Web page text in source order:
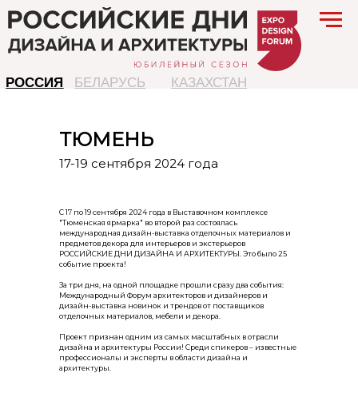
КАЗАХСТАН
ТЮМЕНЬ
17-19 сентября 2024 года
С 17 по 19 сентября 2024 года в Выставочном комплексе
"Тюменская ярмарка" во второй раз состоялась
международная дизайн-выставка отделочных материалов и
предметов декора для интерьеров и экстерьеров
РОССИЙСКИЕ ДНИ ДИЗАЙНА И АРХИТЕКТУРЫ. Это было 25
событие проекта!
За три дня, на одной площадке прошли сразу два события:
Международный Форум архитекторов и дизайнеров и
дизайн-выставка новинок и трендов от поставщиков
отделочных материалов, мебели и декора.
Проект признан одним из самых масштабных в отрасли
дизайна и архитектуры России! Среди спикеров – известные
профессионалы и эксперты в области дизайна и
архитектуры.